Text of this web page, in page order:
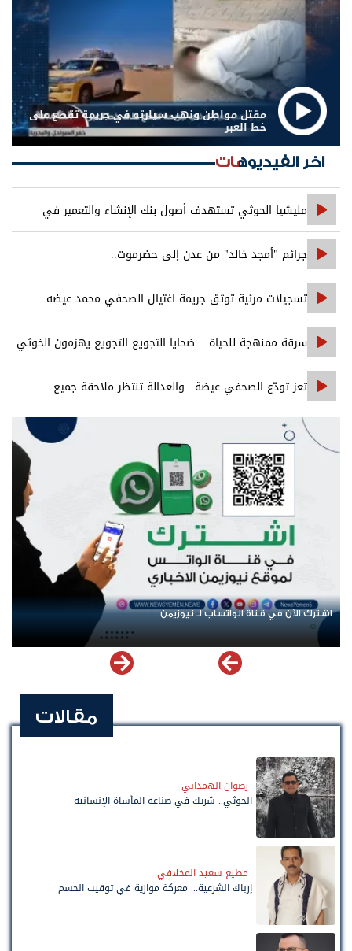
مقتل مواطن ونهب سيارته في جريمة تقطع على
خط العبر
اخر الفيديوهات
مليشيا الحوثي تستهدف أصول بنك الإنشاء والتعمير في
صنعاء
جرائم "أمجد خالد" من عدن إلى حضرموت..
تسجيلات مرئية توثق جريمة اغتيال الصحفي محمد عيضه
سرقة ممنهجة للحياة .. ضحايا التجويع التجويع يهزمون الخوثي
تعز تودّع الصحفي عيضة.. والعدالة تنتظر ملاحقة جميع
المتورطين
اشترك الآن في قناة الواتساب لـ نيوزيمن
مقالات
رضوان الهمداني
الحوثي.. شريك في صناعة المأساة الإنسانية
مطيع سعيد المخلافي
إرباك الشرعية... معركة موازية في توقيت الحسم